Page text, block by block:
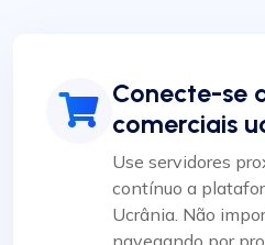
Conecte-se
comerciais
Use servidores
contínuo a
Ucrânia. Não
navegando por